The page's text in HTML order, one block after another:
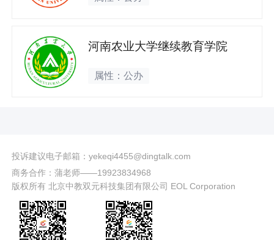
河南农业大学继续教育学院
属性：公办
投诉建议电子邮箱：yekeqi4455@dingtalk.com
商务合作：蒲老师——19923834968
版权所有 北京中教双元科技集团有限公司 EOL Corporation